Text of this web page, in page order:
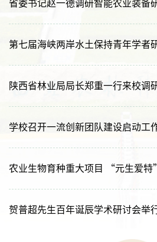
第七届海峡两岸水土保持青年学者
陕西省林业局局长郑重一行来校调
学校召开一流创新团队建设启动工
贺普超先生百年诞辰学术研讨会举